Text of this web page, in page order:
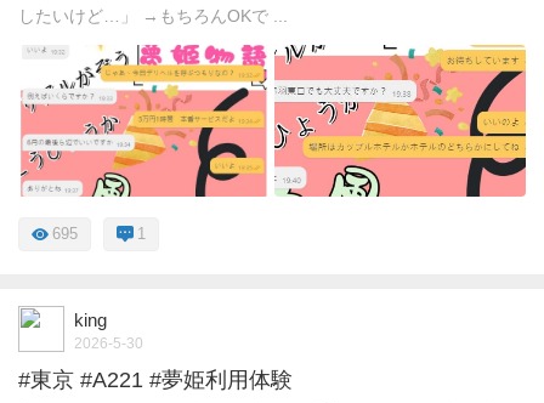
したいけど…」 →もちろんOKで ...
695 1
king
2026-5-30
#東京 #A221 #夢姫利用体験